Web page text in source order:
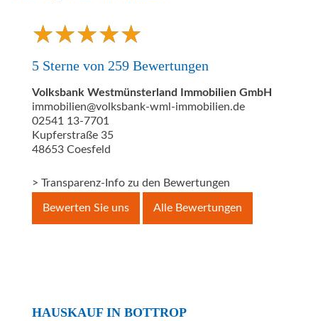
★★★★★
★★★★★
5 Sterne von 259 Bewertungen
Volksbank Westmünsterland Immobilien GmbH
immobilien@volksbank-wml-immobilien.de
02541 13-7701
Kupferstraße 35
48653 Coesfeld
> Transparenz-Info zu den Bewertungen
Bewerten Sie uns Alle Bewertungen
HAUSKAUF IN BOTTROP